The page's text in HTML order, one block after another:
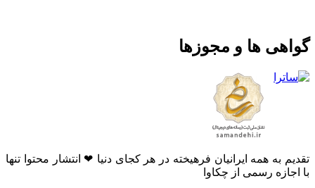
گواهی ها و مجوزها
تقدیم به همه ایرانیان فرهیخته در هر کجای دنیا ❤ انتشار محتوا تنها
با اجازه رسمی از چکاوا